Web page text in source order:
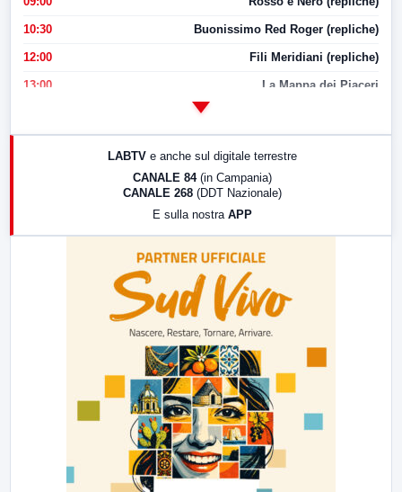
10:30 Buonissimo Red Roger (repliche)
12:00 Fili Meridiani (repliche)
13:00 La Mappa dei Piaceri
17:00 LabNews (replica)
LABTV e anche sul digitale terrestre
CANALE 84 (in Campania)
CANALE 268 (DDT Nazionale)
E sulla nostra APP